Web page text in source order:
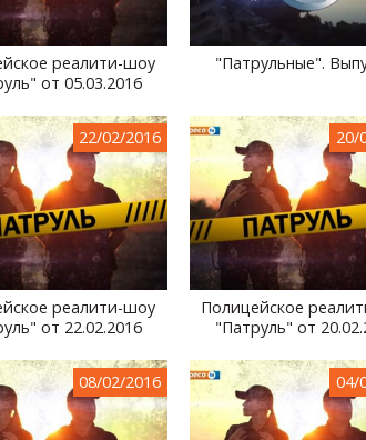
реалити-шоу
от 05.03.2016
"Патрульные".
22/02/2016
реалити-шоу
от 22.02.2016
20/
Полицейское
"Патруль" от
08/02/2016 04/